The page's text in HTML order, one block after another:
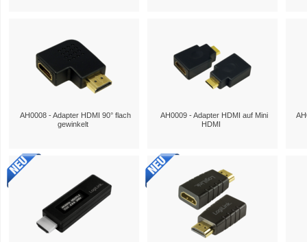
AH0008 - Adapter HDMI 90° flach
gewinkelt
AH0009 - Adapter HDMI auf Mini
HDMI